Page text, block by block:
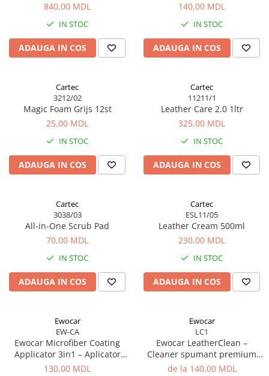
840,00 MDL
IN STOC
ADAUGA IN COS
140,00 MDL
IN STOC
ADAUGA IN COS
Cartec
3212/02
Magic Foam Grijs 12st
25,00 MDL
IN STOC
ADAUGA IN COS
Cartec
11211/1
Leather Care 2.0 1ltr
325,00 MDL
IN STOC
ADAUGA IN COS
Cartec
3038/03
All-in-One Scrub Pad
70,00 MDL
IN STOC
ADAUGA IN COS
Cartec
ESL11/05
Leather Cream 500ml
230,00 MDL
IN STOC
ADAUGA IN COS
Ewocar
EW-CA
Ewocar Microfiber Coating
Applicator 3in1 – Aplicator
profesional pentru coatinguri
130,00 MDL
Ewocar
LC1
Ewocar LeatherClean –
Cleaner spumant premium
pentru piele și plastic interior
de la 140,00 MDL